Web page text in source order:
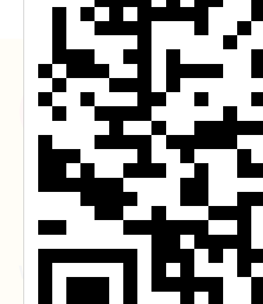
Hast du Fragen oder
Feedback?
Wir freuen uns, von dir zu
hören.